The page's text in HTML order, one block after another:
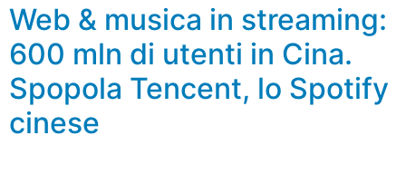
Web & musica in streaming:
600 mln di utenti in Cina.
Spopola Tencent, lo Spotify
cinese